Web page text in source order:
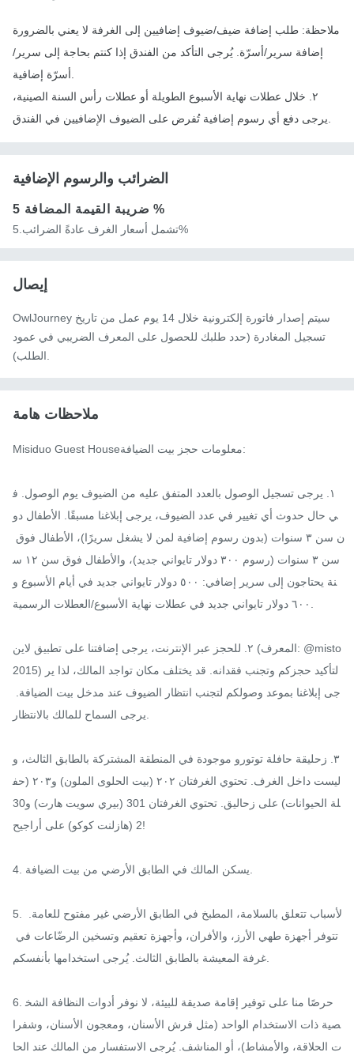
ملاحظة: طلب إضافة ضيف/ضيوف إضافيين إلى الغرفة لا يعني بالضرورة
إضافة سرير/أسرّة. يُرجى التأكد من الفندق إذا كنتم بحاجة إلى سرير/
٢. خلال عطلات نهاية الأسبوع الطويلة أو عطلات رأس السنة الصينية،
الضرائب والرسوم الإضافية
ضريبة القيمة المضافة 5 %
تشمل أسعار الغرف عادةً الضرائب.5%
إيصال
OwlJourney سيتم إصدار فاتورة إلكترونية خلال 14 يوم عمل من تاريخ
تسجيل المغادرة (حدد طلبك للحصول على المعرف الضريبي في عمود
ملاحظات هامة
Misiduo Guest Houseمعلومات حجز بيت الضيافة:
١. يرجى تسجيل الوصول بالعدد المتفق عليه من الضيوف يوم الوصول. ف
ي حال حدوث أي تغيير في عدد الضيوف، يرجى إبلاغنا مسبقًا. الأطفال دو
سن ٣ سنوات (رسوم ٣٠٠ دولار تايواني جديد)، والأطفال فوق سن ١٢ س
نة يحتاجون إلى سرير إضافي: ٥٠٠ دولار تايواني جديد في أيام الأسبوع و
٦٠٠ دولار تايواني جديد في عطلات نهاية الأسبوع/العطلات الرسمية.
٢. للحجز عبر الإنترنت، يرجى إضافتنا على تطبيق لاين (المعرف: @misto
2015) لتأكيد حجزكم وتجنب فقدانه. قد يختلف مكان تواجد المالك، لذا ير
يرجى السماح للمالك بالانتظار.
٣. زحليقة حافلة توتورو موجودة في المنطقة المشتركة بالطابق الثالث، و
ليست داخل الغرف. تحتوي الغرفتان ٢٠٢ (بيت الحلوى الملون) و٢٠٣ (حف
لة الحيوانات) على زحاليق. تحتوي الغرفتان 301 (بيري سويت هارت) و30
2 (هازلنت كوكو) على أراجيح!
4. يسكن المالك في الطابق الأرضي من بيت الضيافة.
5. لأسباب تتعلق بالسلامة، المطبخ في الطابق الأرضي غير مفتوح للعامة.
غرفة المعيشة بالطابق الثالث. يُرجى استخدامها بأنفسكم.
6. حرصًا منا على توفير إقامة صديقة للبيئة، لا نوفر أدوات النظافة الشخ
صية ذات الاستخدام الواحد (مثل فرش الأسنان، ومعجون الأسنان، وشفرا
ت الحلاقة، والأمشاط)، أو المناشف. يُرجى الاستفسار من المالك عند الحا